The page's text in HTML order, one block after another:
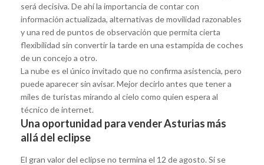
será decisiva. De ahí la importancia de contar con
información actualizada, alternativas de movilidad razonables
y una red de puntos de observación que permita cierta
flexibilidad sin convertir la tarde en una estampida de coches
de un concejo a otro.
La nube es el único invitado que no confirma asistencia, pero
puede aparecer sin avisar. Mejor decirlo antes que tener a
miles de turistas mirando al cielo como quien espera al
técnico de internet.
Una oportunidad para vender Asturias más
allá del eclipse
El gran valor del eclipse no termina el 12 de agosto. Si se